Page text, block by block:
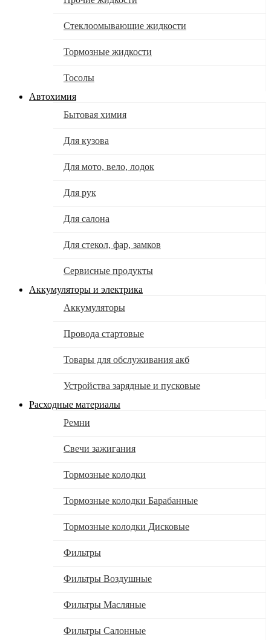
Стеклоомывающие жидкости
Тормозные жидкости
Тосолы
Автохимия
Бытовая химия
Для кузова
Для мото, вело, лодок
Для рук
Для салона
Для стекол, фар, замков
Сервисные продукты
Аккумуляторы и электрика
Аккумуляторы
Провода стартовые
Товары для обслуживания акб
Устройства зарядные и пусковые
Расходные материалы
Ремни
Свечи зажигания
Тормозные колодки
Тормозные колодки Барабанные
Тормозные колодки Дисковые
Фильтры
Фильтры Воздушные
Фильтры Масляные
Фильтры Салонные